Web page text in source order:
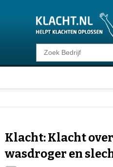
Klacht melden
Voor Bedrijven
Klacht: Klacht
wasdroger en